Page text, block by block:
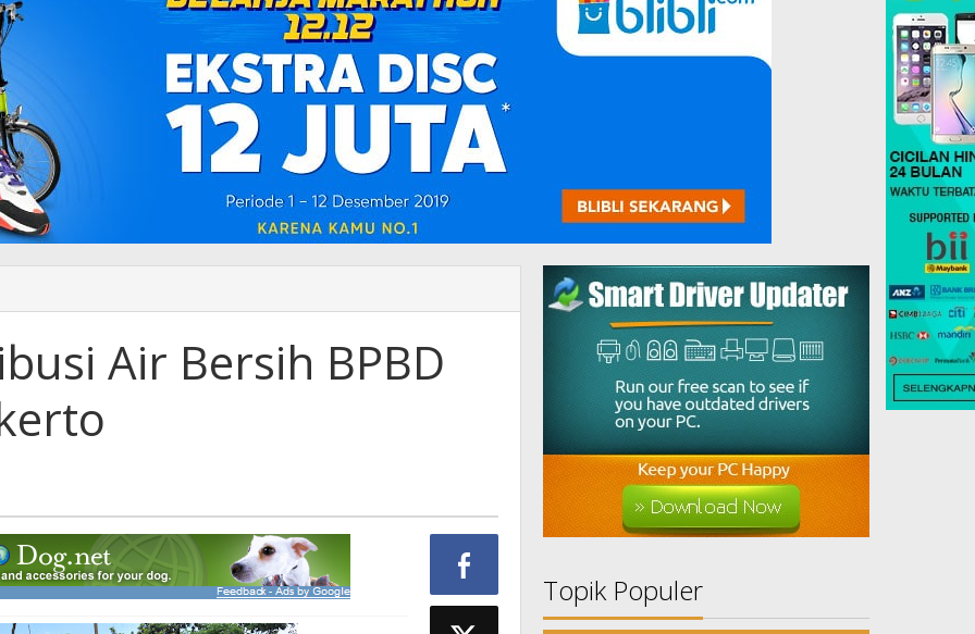
Air Bersih BPBD
Topik Populer